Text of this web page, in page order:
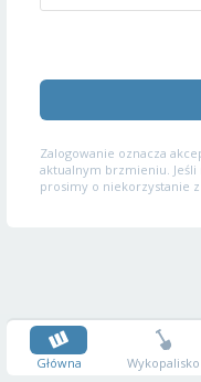
Zalogowanie oznacza
aktualnym brzmieniu. Jeśli
prosimy o niekorzystanie
Główna Wykopalisko